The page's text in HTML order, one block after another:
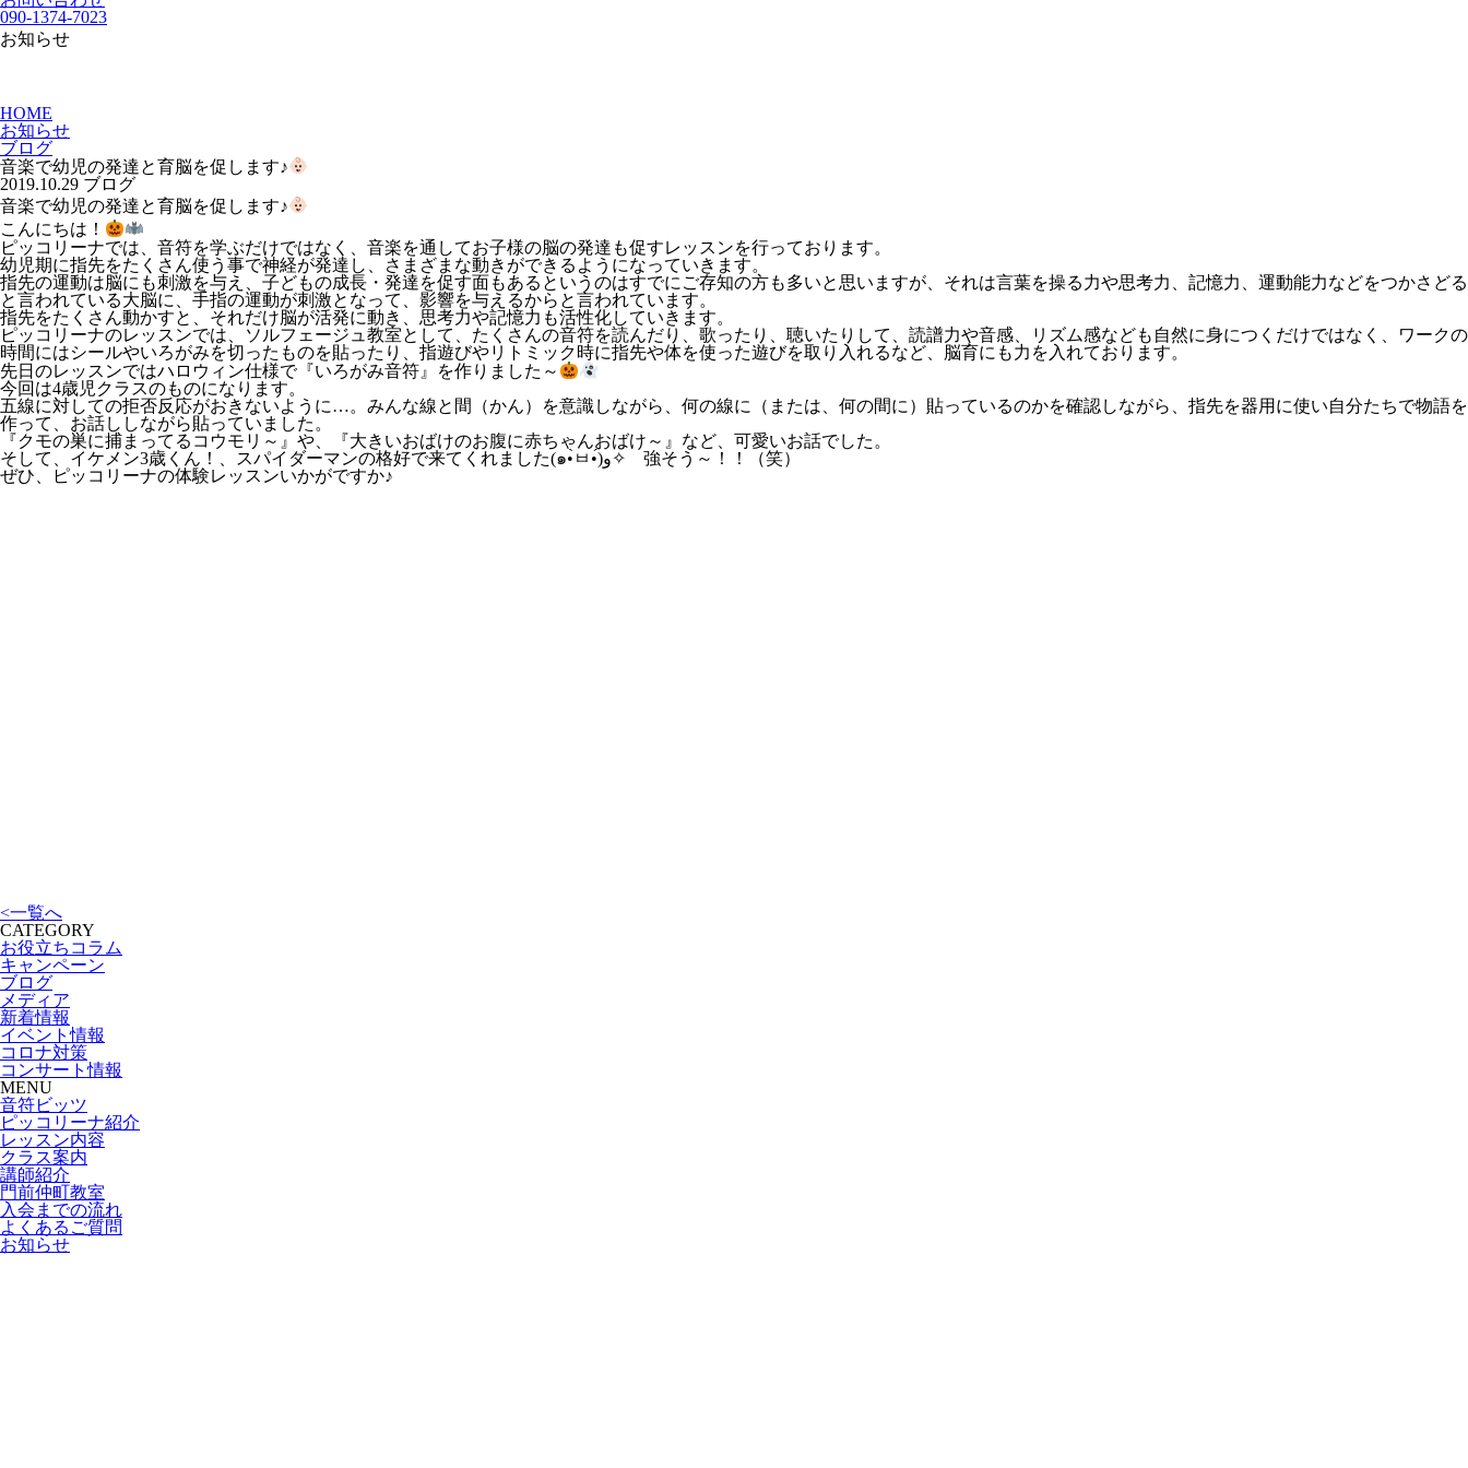
090-1374-7023
お知らせ
HOME
お知らせ
ブログ
音楽で幼児の発達と育脳を促します♪
2019.10.29 ブログ
音楽で幼児の発達と育脳を促します♪
こんにちは！
ピッコリーナでは、音符を学ぶだけではなく、音楽を通してお子様の脳の発達も促すレッスンを行っております。
幼児期に指先をたくさん使う事で神経が発達し、さまざまな動きができるようになっていきます。
指先の運動は脳にも刺激を与え、子どもの成長・発達を促す面もあるというのはすでにご存知の方も多いと思いますが、それは言葉を操る力や思考力、記憶力、運動能力などをつかさどる
と言われている大脳に、手指の運動が刺激となって、影響を与えるからと言われています。
指先をたくさん動かすと、それだけ脳が活発に動き、思考力や記憶力も活性化していきます。
ピッコリーナのレッスンでは、ソルフェージュ教室として、たくさんの音符を読んだり、歌ったり、聴いたりして、読譜力や音感、リズム感なども自然に身につくだけではなく、ワークの
時間にはシールやいろがみを切ったものを貼ったり、指遊びやリトミック時に指先や体を使った遊びを取り入れるなど、脳育にも力を入れております。
先日のレッスンではハロウィン仕様で『いろがみ音符』を作りました～
今回は4歳児クラスのものになります。
五線に対しての拒否反応がおきないように…。みんな線と間（かん）を意識しながら、何の線に（または、何の間に）貼っているのかを確認しながら、指先を器用に使い自分たちで物語を
作って、お話ししながら貼っていました。
『クモの巣に捕まってるコウモリ～』や、『大きいおばけのお腹に赤ちゃんおばけ～』など、可愛いお話でした。
そして、イケメン3歳くん！、スパイダーマンの格好で来てくれました(๑•̀ㅂ•́)و✧ 強そう～！！（笑）
ぜひ、ピッコリーナの体験レッスンいかがですか♪
<一覧へ
CATEGORY
お役立ちコラム
キャンペーン
ブログ
メディア
新着情報
イベント情報
コロナ対策
コンサート情報
MENU
音符ビッツ
ピッコリーナ紹介
レッスン内容
クラス案内
講師紹介
門前仲町教室
入会までの流れ
よくあるご質問
お知らせ